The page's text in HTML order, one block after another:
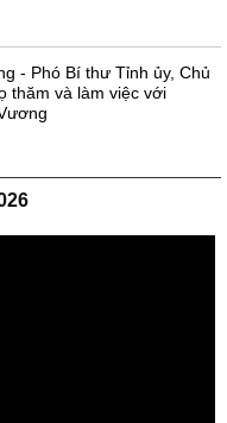
- Phó Bí thư Tỉnh ủy, Chủ
thăm và làm việc với